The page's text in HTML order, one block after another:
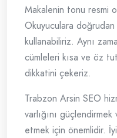
Makalenin tonu resmi
Okuyuculara
kullanabiliriz. Aynı
cümleleri kısa ve öz
dikkatini çekeriz.
Trabzon Arsin SEO
varlığını
etmek için önemlidir.